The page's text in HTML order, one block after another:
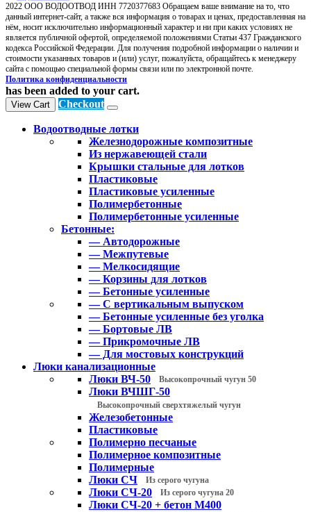
2022 ООО ВОДООТВОД ИНН 7720377683 Обращаем ваше внимание на то, что
данный интернет-сайт, а также вся информация о товарах и ценах, предоставленная на
нём, носит исключительно информационный характер и ни при каких условиях не
является публичной офертой, определяемой положениями Статьи 437 Гражданского
кодекса Российской Федерации. Для получения подробной информации о наличии и
стоимости указанных товаров и (или) услуг, пожалуйста, обращайтесь к менеджеру
сайта с помощью специальной формы связи или по электронной почте.
Политика конфиденциальности
has been added to your cart.
View Cart Checkout
Водоотводные лотки
Железнодорожные композитные
Из нержавеющей стали
Крышки стальные для лотков
Пластиковые
Пластиковые усиленные
Полимербетонные
Полимербетонные усиленные
Бетонные:
— Автодорожные
— Межпутевые
— Мелкосидящие
— Корзины для лотков
— Бетонные усиленные
— С вертикальным выпуском
— Бетонные усиленные без уголка
— Бортовые ЛВ
— Прикромочные ЛВ
— Для мостовых конструкций
Люки канализационные
Люки ВЧ-50
Высокопрочный чугун 50
Люки ВЧШГ-50
Высокопрочный сверхтяжелый чугун
Железобетонные
Пластиковые
Полимерно песчаные
Полимерное композитные
Полимерные
Люки СЧ
Из серого чугуна
Люки СЧ-20 Из серого чугуна 20
Люки СЧ-20 + бетон М400